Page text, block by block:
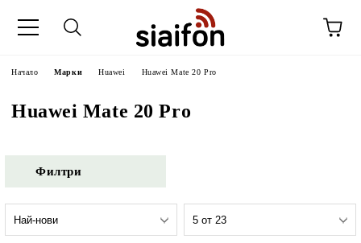
Начало Марки Huawei Huawei Mate 20 Pro
Huawei Mate 20 Pro
Филтри